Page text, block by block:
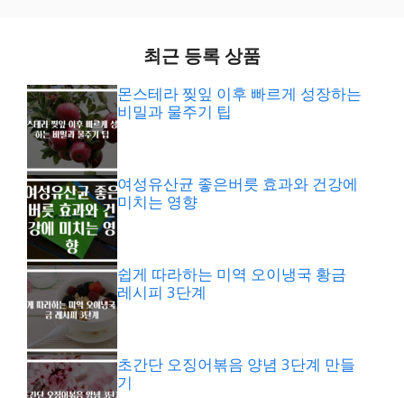
최근 등록 상품
몬스테라 찢잎 이후 빠르게 성장하는
비밀과 물주기 팁
여성유산균 좋은버릇 효과와 건강에
미치는 영향
쉽게 따라하는 미역 오이냉국 황금
레시피 3단계
초간단 오징어볶음 양념 3단계 만들
기